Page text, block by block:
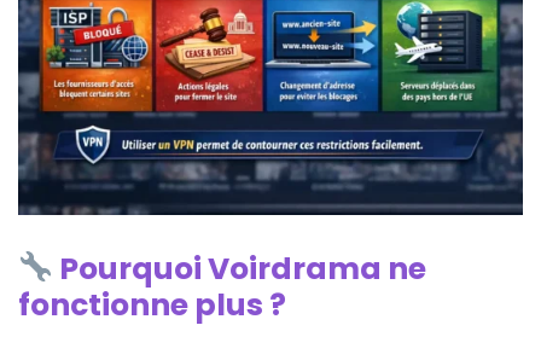
Pourquoi Voirdrama ne
fonctionne plus ?